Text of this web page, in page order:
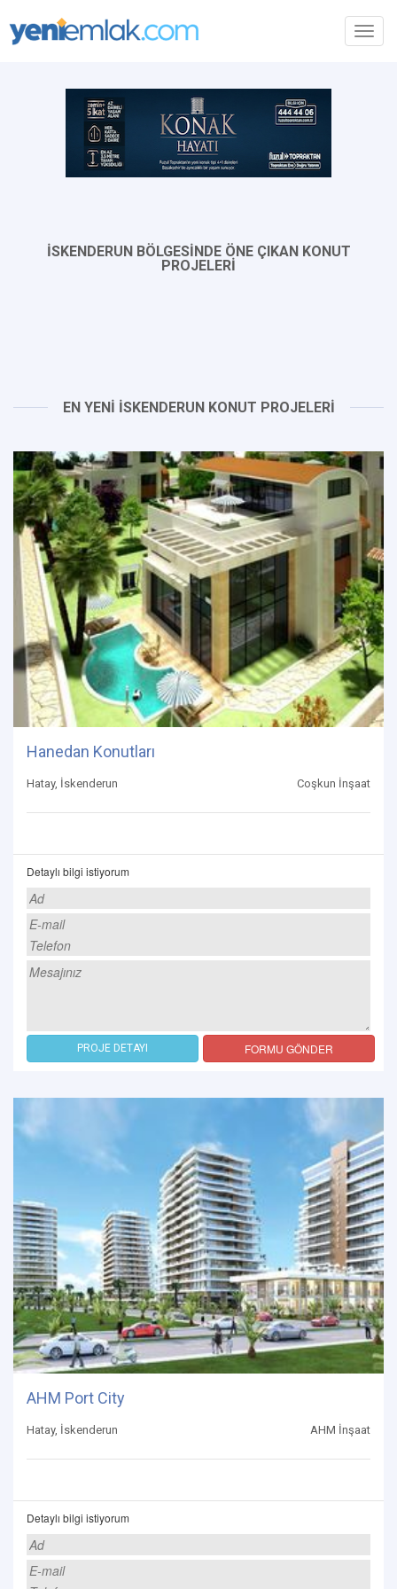
İSKENDERUN BÖLGESİNDE ÖNE ÇIKAN KONUT
PROJELERİ
EN YENİ İSKENDERUN KONUT PROJELERİ
Hanedan Konutları
Hatay, İskenderun Coşkun İnşaat
Detaylı bilgi istiyorum
PROJE DETAYI FORMU GÖNDER
AHM Port City
Hatay, İskenderun AHM İnşaat
Detaylı bilgi istiyorum